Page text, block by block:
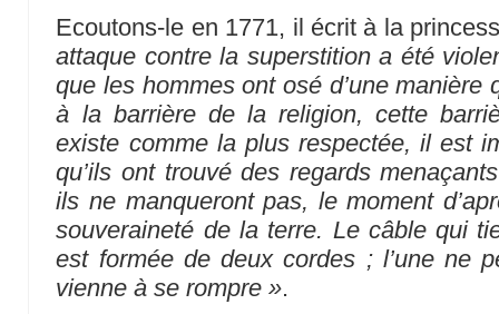
Ecoutons-le en 1771, il écrit à la
attaque contre la superstition a été
que les hommes ont osé d’une manière
à la barrière de la religion, cette
existe comme la plus respectée, il est
qu’ils ont trouvé des regards
ils ne manqueront pas, le moment
souveraineté de la terre. Le câble qui
est formée de deux cordes ; l’une ne
vienne à se rompre ».